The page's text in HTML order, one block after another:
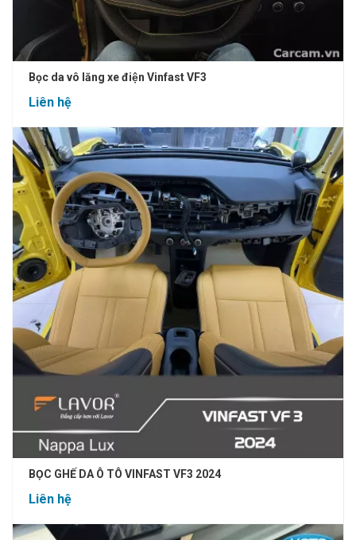
Bọc da vô lăng xe điện Vinfast VF3
Liên hệ
BỌC GHẾ DA Ô TÔ VINFAST VF3 2024
Liên hệ